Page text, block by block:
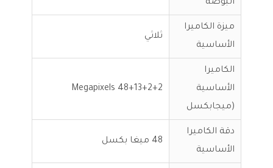
البوصة
ميزة الكاميرا
الأساسية
ثلاثي
الكاميرا
الأساسية
(ميجابكسل
48+13+2+2 Megapixels
دقة الكاميرا
الأساسية
48 ميغا بكسل